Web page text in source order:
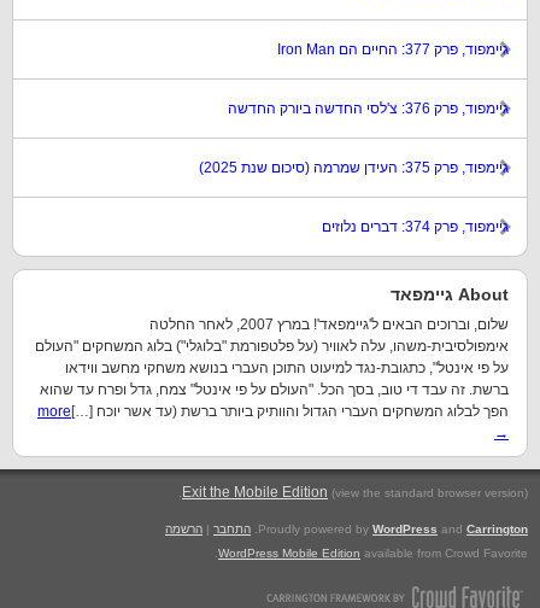
גיימפוד, פרק 377: החיים הם Iron Man
גיימפוד, פרק 376: צ'לסי החדשה ביורק החדשה
גיימפוד, פרק 375: העידן שמרמה (סיכום שנת 2025)
גיימפוד, פרק 374: דברים נלוזים
About גיימפאד
שלום, וברוכים הבאים ל'גיימפאד'! במרץ 2007, לאחר החלטה
אימפולסיבית-משהו, עלה לאוויר (על פלטפורמת "בלוגלי") בלוג המשחקים "העולם
על פי אינטל", כתגובת-נגד למיעוט התוכן העברי בנושא משחקי מחשב ווידאו
ברשת. זה עבד די טוב, בסך הכל. "העולם על פי אינטל" צמח, גדל ופרח עד שהוא
הפך לבלוג המשחקים העברי הגדול והוותיק ביותר ברשת (עד אשר יוכח […] more
→
Exit the Mobile Edition (view the standard browser version)
.
Proudly powered by WordPress and Carrington התחבר | הרשמה
WordPress Mobile Edition available from Crowd Favorite.